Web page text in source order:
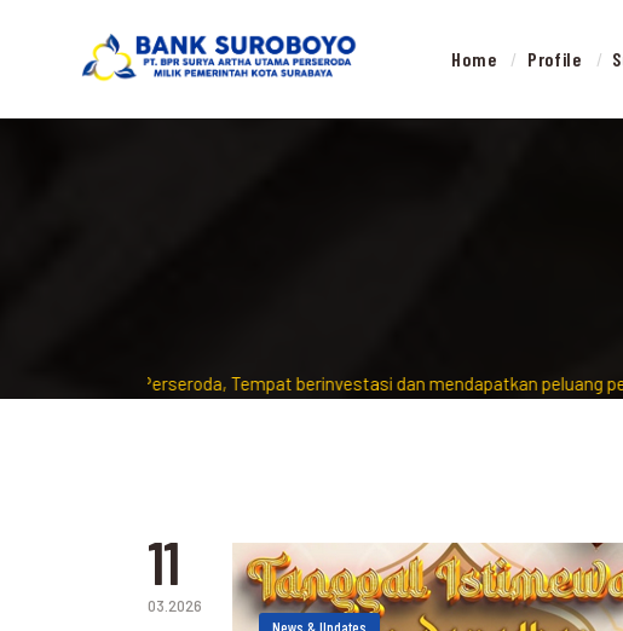
Home Profile
Perseroda, Tempat berinvestasi dan mendapatkan peluang
11
03.2026
News & Updates